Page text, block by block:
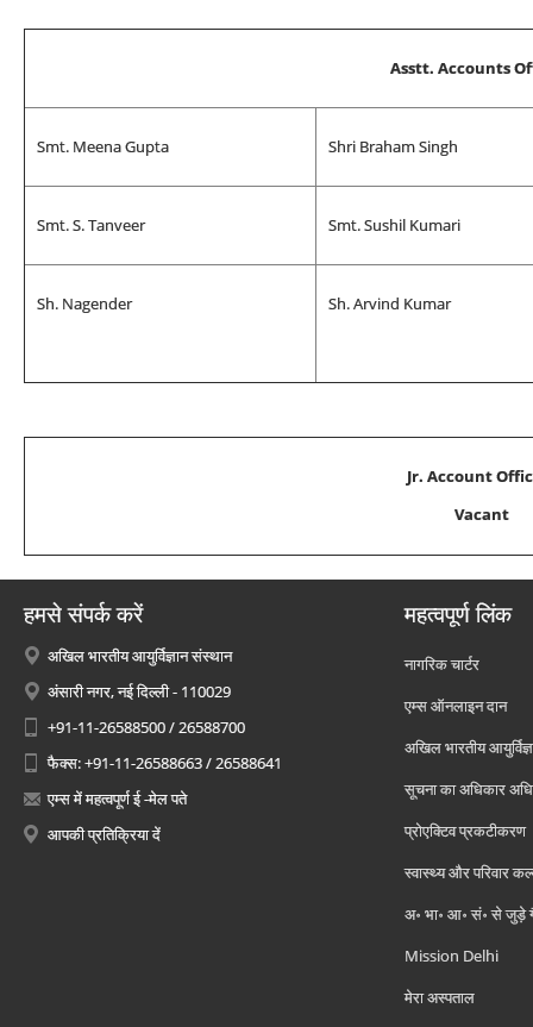
Asstt. Accounts
Smt. Meena Gupta Shri Braham Singh
Smt. S. Tanveer Smt. Sushil Kumari
Sh. Nagender Sh. Arvind Kumar
Jr. Account
Vacant
हमसे संपर्क करें
अखिल भारतीय आयुर्विज्ञान संस्थान
अंसारी नगर, नई दिल्ली - 110029
+91-11-26588500 / 26588700
फैक्स: +91-11-26588663 / 26588641
एम्स में महत्वपूर्ण ई -मेल पते
आपकी प्रतिक्रिया दें
महत्वपूर्ण लिंक
नागरिक चार्टर
एम्स ऑनलाइन दान
अखिल भारतीय
सूचना का अधिकार
प्रोएक्टिव प्रकटीकरण
स्वास्थ्य और परिवार
अ॰ भा॰ आ॰ सं॰ से जुड़े
Mission Delhi
मेरा अस्पताल